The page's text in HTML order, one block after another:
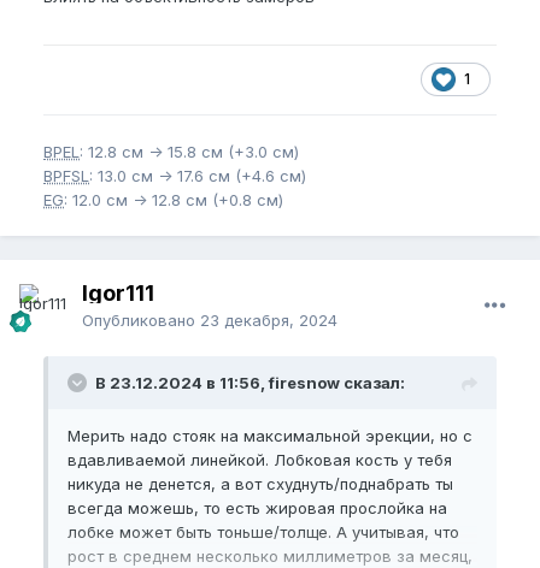
1
BPEL : 12.8 см -> 15.8 см (+3.0 см)
BPFSL : 13.0 см -> 17.6 см (+4.6 см)
EG: 12.0 см -> 12.8 см (+0.8 см)
Igor111
Опубликовано 23 декабря, 2024
В 23.12.2024 в 11:56, firesnow сказал:
Мерить надо стояк на максимальной эрекции, но с
вдавливаемой линейкой. Лобковая кость у тебя
никуда не денется, а вот схуднуть/поднабрать ты
всегда можешь, то есть жировая прослойка на
лобке может быть тоньше/толще. А учитывая, что
рост в среднем несколько миллиметров за месяц,